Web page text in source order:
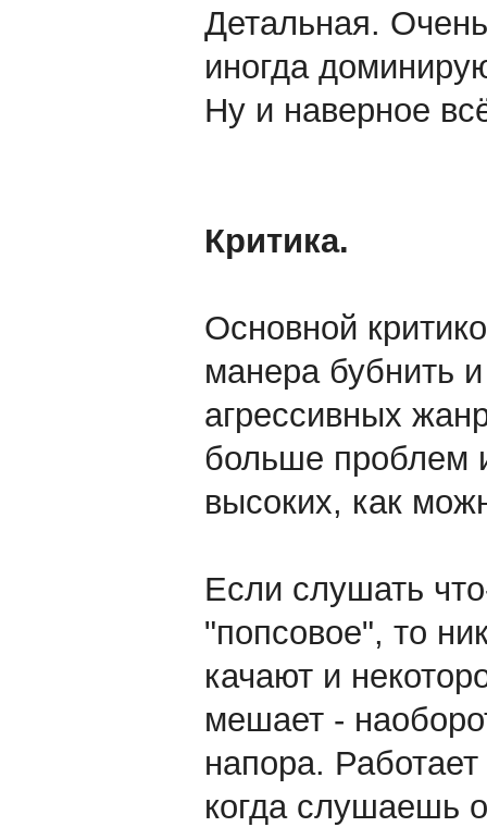
Детальная.
иногда
Ну и наверное
Критика.
Основной
манера бубнить
агрессивных
больше проблем
высоких, как
Если слушать
"попсовое", то
качают и
мешает -
напора.
когда слушаешь